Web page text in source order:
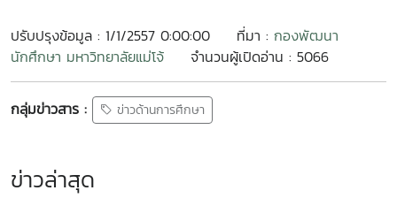
ปรับปรุงข้อมูล : 1/1/2557 0:00:00 ที่มา : กองพัฒนา
นักศึกษา มหาวิทยาลัยแม่โจ้
จำนวนผู้เปิดอ่าน : 5066
กลุ่มข่าวสาร : ข่าวด้านการศึกษา
ข่าวล่าสุด